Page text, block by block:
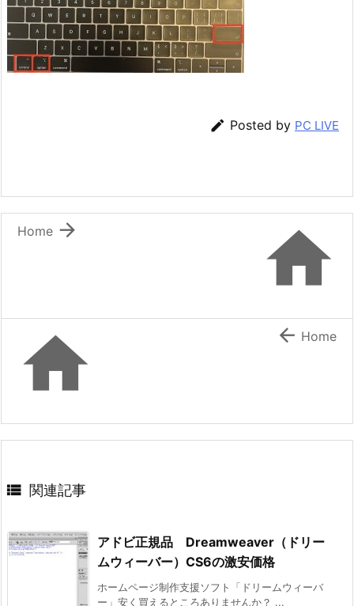
 Posted by PC LIVE


Home
  Home
 関連記事
アドビ正規品 Dreamweaver（ドリー
ムウィーバー）CS6の激安価格
ホームページ制作支援ソフト「ドリームウィーバ
ー」安く買えるところありませんか？ ...